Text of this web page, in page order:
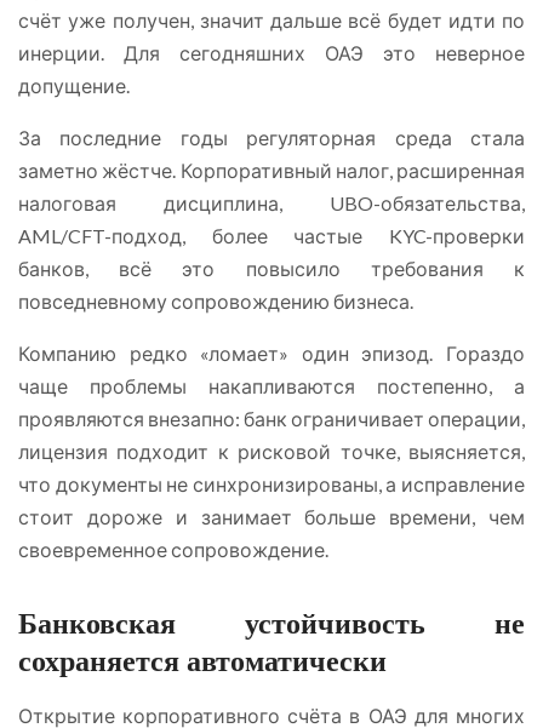
счёт уже получен, значит дальше всё будет идти по
инерции. Для сегодняшних ОАЭ это неверное
допущение.
За последние годы регуляторная среда стала
заметно жёстче. Корпоративный налог, расширенная
налоговая дисциплина, UBO-обязательства,
AML/CFT-подход, более частые KYC-проверки
банков, всё это повысило требования к
повседневному сопровождению бизнеса.
Компанию редко «ломает» один эпизод. Гораздо
чаще проблемы накапливаются постепенно, а
проявляются внезапно: банк ограничивает операции,
лицензия подходит к рисковой точке, выясняется,
что документы не синхронизированы, а исправление
стоит дороже и занимает больше времени, чем
своевременное сопровождение.
Банковская устойчивость не
сохраняется автоматически
Открытие корпоративного счёта в ОАЭ для многих